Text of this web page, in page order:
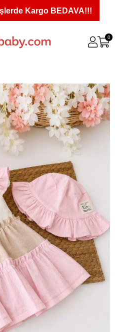
Kargo BEDAVA!!!
0